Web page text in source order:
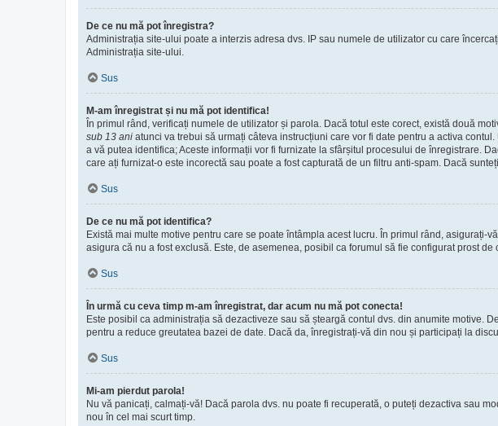
De ce nu mă pot înregistra?
Administrația site-ului poate a interzis adresa dvs. IP sau numele de utilizator cu care
Administrația site-ului.
Sus
M-am înregistrat și nu mă pot identifica!
În primul rând, verificați numele de utilizator și parola. Dacă totul este corect, există două
sub 13 ani atunci va trebui să urmați câteva instrucțiuni care vor fi date pentru a activa
a vă putea identifica; Aceste informații vor fi furnizate la sfârșitul procesului de înregistrare.
care ați furnizat-o este incorectă sau poate a fost capturată de un filtru anti-spam. Dacă
Sus
De ce nu mă pot identifica?
Există mai multe motive pentru care se poate întâmpla acest lucru. În primul rând,
asigura că nu a fost exclusă. Este, de asemenea, posibil ca forumul să fie configurat prost
Sus
În urmă cu ceva timp m-am înregistrat, dar acum nu mă pot conecta!
Este posibil ca administrația să dezactiveze sau să șteargă contul dvs. din anumite motive.
pentru a reduce greutatea bazei de date. Dacă da, înregistrați-vă din nou și participați la
Sus
Mi-am pierdut parola!
Nu vă panicați, calmați-vă! Dacă parola dvs. nu poate fi recuperată, o puteți dezactiva sau
nou în cel mai scurt timp.